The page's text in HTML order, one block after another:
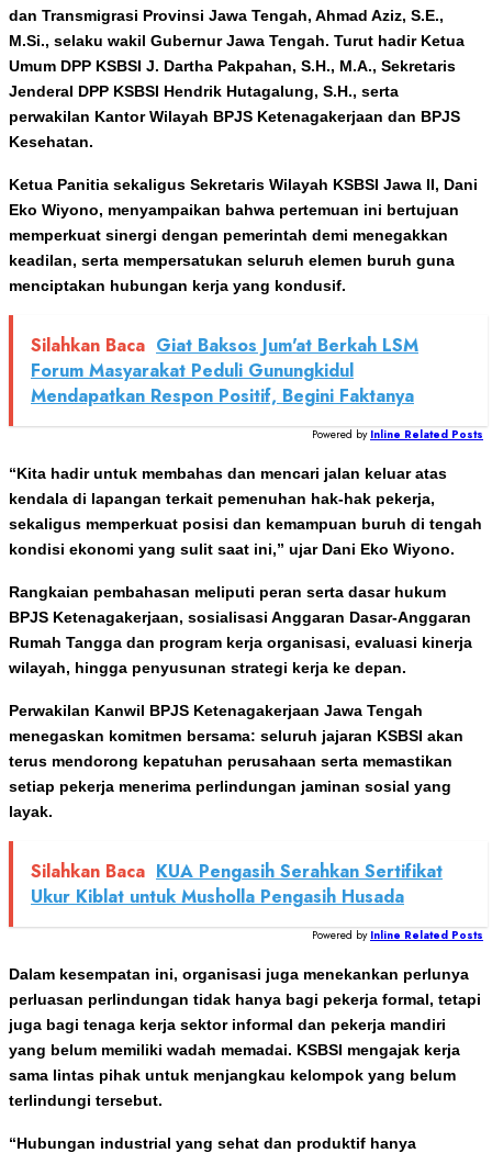
dan Transmigrasi Provinsi Jawa Tengah, Ahmad Aziz, S.E.,
M.Si., selaku wakil Gubernur Jawa Tengah. Turut hadir Ketua
Umum DPP KSBSI J. Dartha Pakpahan, S.H., M.A., Sekretaris
Jenderal DPP KSBSI Hendrik Hutagalung, S.H., serta
perwakilan Kantor Wilayah BPJS Ketenagakerjaan dan BPJS
Kesehatan.
Ketua Panitia sekaligus Sekretaris Wilayah KSBSI Jawa II, Dani
Eko Wiyono, menyampaikan bahwa pertemuan ini bertujuan
memperkuat sinergi dengan pemerintah demi menegakkan
keadilan, serta mempersatukan seluruh elemen buruh guna
menciptakan hubungan kerja yang kondusif.
Silahkan Baca Giat Baksos Jum'at Berkah LSM
Forum Masyarakat Peduli Gunungkidul
Mendapatkan Respon Positif, Begini Faktanya
Powered by Inline Related Posts
“Kita hadir untuk membahas dan mencari jalan keluar atas
kendala di lapangan terkait pemenuhan hak‑hak pekerja,
sekaligus memperkuat posisi dan kemampuan buruh di tengah
kondisi ekonomi yang sulit saat ini,” ujar Dani Eko Wiyono.
Rangkaian pembahasan meliputi peran serta dasar hukum
BPJS Ketenagakerjaan, sosialisasi Anggaran Dasar‑Anggaran
Rumah Tangga dan program kerja organisasi, evaluasi kinerja
wilayah, hingga penyusunan strategi kerja ke depan.
Perwakilan Kanwil BPJS Ketenagakerjaan Jawa Tengah
menegaskan komitmen bersama: seluruh jajaran KSBSI akan
terus mendorong kepatuhan perusahaan serta memastikan
setiap pekerja menerima perlindungan jaminan sosial yang
layak.
Silahkan Baca KUA Pengasih Serahkan Sertifikat
Ukur Kiblat untuk Musholla Pengasih Husada
Powered by Inline Related Posts
Dalam kesempatan ini, organisasi juga menekankan perlunya
perluasan perlindungan tidak hanya bagi pekerja formal, tetapi
juga bagi tenaga kerja sektor informal dan pekerja mandiri
yang belum memiliki wadah memadai. KSBSI mengajak kerja
sama lintas pihak untuk menjangkau kelompok yang belum
terlindungi tersebut.
“Hubungan industrial yang sehat dan produktif hanya